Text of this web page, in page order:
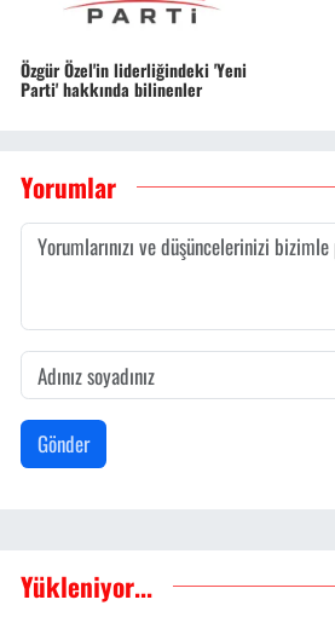
Özgür Özel'in liderliğindeki 'Yeni
Parti' hakkında bilinenler
Yorumlar
Gönder
Yükleniyor...